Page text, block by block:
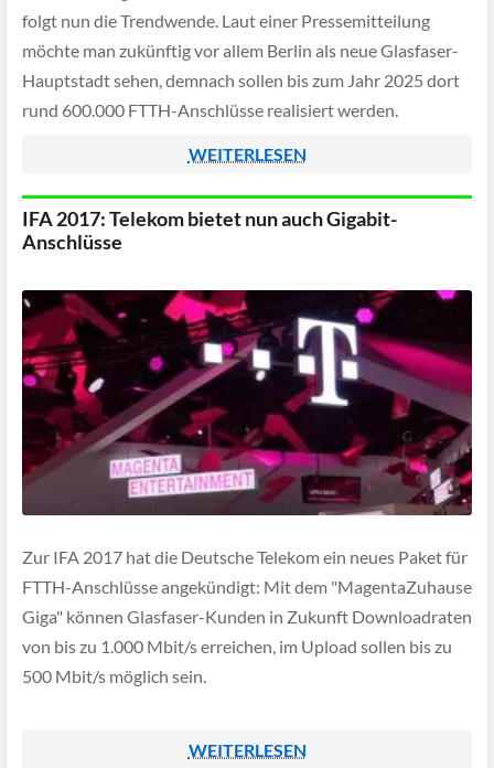
folgt nun die Trendwende. Laut einer Pressemitteilung
möchte man zukünftig vor allem Berlin als neue Glasfaser-
Hauptstadt sehen, demnach sollen bis zum Jahr 2025 dort
rund 600.000 FTTH-Anschlüsse realisiert werden.
WEITERLESEN
IFA 2017: Telekom bietet nun auch Gigabit-
Anschlüsse
Zur IFA 2017 hat die Deutsche Telekom ein neues Paket für
FTTH-Anschlüsse angekündigt: Mit dem "MagentaZuhause
Giga" können Glasfaser-Kunden in Zukunft Downloadraten
von bis zu 1.000 Mbit/s erreichen, im Upload sollen bis zu
500 Mbit/s möglich sein.
WEITERLESEN